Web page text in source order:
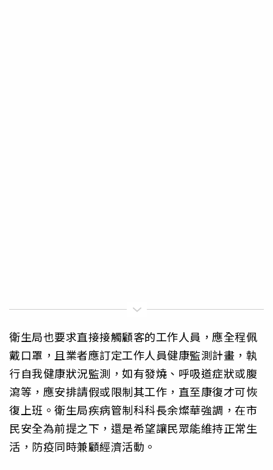
衛生局也要求直接接觸顧客的工作人員，應全程佩
戴口罩，且業者應訂定工作人員健康監測計畫，執
行自我健康狀況監測，如有發燒、呼吸道症狀或腹
瀉等，應安排請假或限制其工作，直至康復才可恢
復上班。衛生局疾病管制科科長余燦華強調，在市
民安全為前提之下，還是希望讓民眾能維持正常生
活，防疫同時兼顧經濟活動。